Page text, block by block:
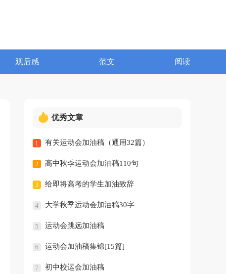
观后感 范文 阅读
优秀文章
1 有关运动会加油稿（通用32篇）
2 高中秋季运动会加油稿110句
3 给即将高考的学生加油致辞
4 大学秋季运动会加油稿30字
5 运动会跳远加油稿
6 运动会加油稿集锦[15篇]
7 初中校运会加油稿